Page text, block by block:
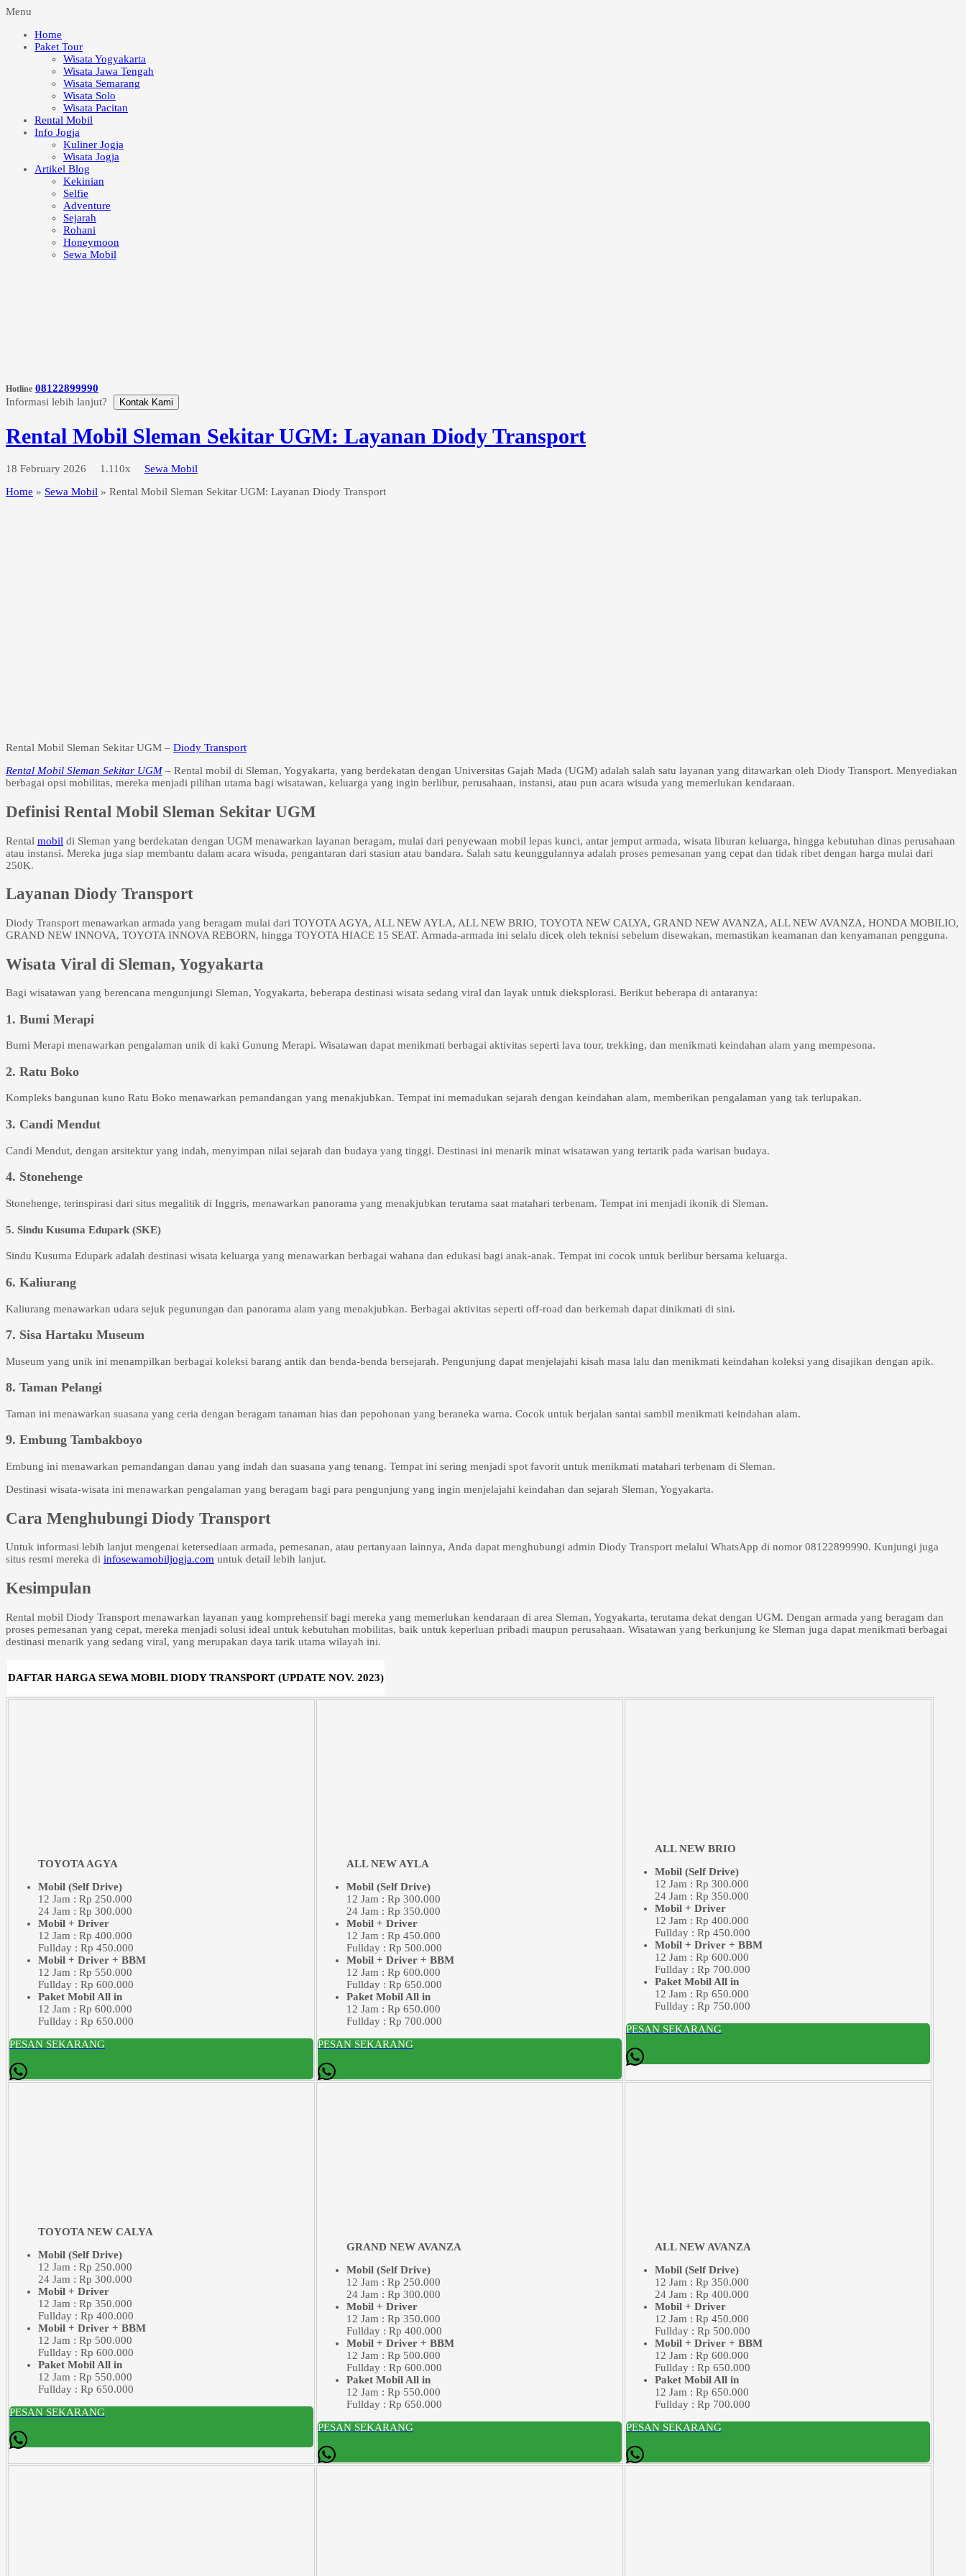
Menu
Home
Paket Tour
Wisata Yogyakarta
Wisata Jawa Tengah
Wisata Semarang
Wisata Solo
Wisata Pacitan
Rental Mobil
Info Jogja
Kuliner Jogja
Wisata Jogja
Artikel Blog
Kekinian
Selfie
Adventure
Sejarah
Rohani
Honeymoon
Sewa Mobil
Hotline 08122899990
Informasi lebih lanjut?
Kontak Kami
Rental Mobil Sleman Sekitar UGM: Layanan Diody Transport
18 February 2026 1.110x
Sewa Mobil
Home » Sewa Mobil » Rental Mobil Sleman Sekitar UGM: Layanan Diody Transport
Rental Mobil Sleman Sekitar UGM – Diody Transport
Rental Mobil Sleman Sekitar UGM – Rental mobil di Sleman, Yogyakarta, yang berdekatan dengan Universitas Gajah Mada (UGM) adalah salah satu layanan yang ditawarkan oleh Diody Transport. Menyediakan
berbagai opsi mobilitas, mereka menjadi pilihan utama bagi wisatawan, keluarga yang ingin berlibur, perusahaan, instansi, atau pun acara wisuda yang memerlukan kendaraan.
Definisi Rental Mobil Sleman Sekitar UGM
Rental mobil di Sleman yang berdekatan dengan UGM menawarkan layanan beragam, mulai dari penyewaan mobil lepas kunci, antar jemput armada, wisata liburan keluarga, hingga kebutuhan dinas perusahaan
atau instansi. Mereka juga siap membantu dalam acara wisuda, pengantaran dari stasiun atau bandara. Salah satu keunggulannya adalah proses pemesanan yang cepat dan tidak ribet dengan harga mulai dari
250K.
Layanan Diody Transport
Diody Transport menawarkan armada yang beragam mulai dari TOYOTA AGYA, ALL NEW AYLA, ALL NEW BRIO, TOYOTA NEW CALYA, GRAND NEW AVANZA, ALL NEW AVANZA, HONDA MOBILIO,
GRAND NEW INNOVA, TOYOTA INNOVA REBORN, hingga TOYOTA HIACE 15 SEAT. Armada-armada ini selalu dicek oleh teknisi sebelum disewakan, memastikan keamanan dan kenyamanan pengguna.
Wisata Viral di Sleman, Yogyakarta
Bagi wisatawan yang berencana mengunjungi Sleman, Yogyakarta, beberapa destinasi wisata sedang viral dan layak untuk dieksplorasi. Berikut beberapa di antaranya:
1. Bumi Merapi
Bumi Merapi menawarkan pengalaman unik di kaki Gunung Merapi. Wisatawan dapat menikmati berbagai aktivitas seperti lava tour, trekking, dan menikmati keindahan alam yang mempesona.
2. Ratu Boko
Kompleks bangunan kuno Ratu Boko menawarkan pemandangan yang menakjubkan. Tempat ini memadukan sejarah dengan keindahan alam, memberikan pengalaman yang tak terlupakan.
3. Candi Mendut
Candi Mendut, dengan arsitektur yang indah, menyimpan nilai sejarah dan budaya yang tinggi. Destinasi ini menarik minat wisatawan yang tertarik pada warisan budaya.
4. Stonehenge
Stonehenge, terinspirasi dari situs megalitik di Inggris, menawarkan panorama yang menakjubkan terutama saat matahari terbenam. Tempat ini menjadi ikonik di Sleman.
5. Sindu Kusuma Edupark (SKE)
Sindu Kusuma Edupark adalah destinasi wisata keluarga yang menawarkan berbagai wahana dan edukasi bagi anak-anak. Tempat ini cocok untuk berlibur bersama keluarga.
6. Kaliurang
Kaliurang menawarkan udara sejuk pegunungan dan panorama alam yang menakjubkan. Berbagai aktivitas seperti off-road dan berkemah dapat dinikmati di sini.
7. Sisa Hartaku Museum
Museum yang unik ini menampilkan berbagai koleksi barang antik dan benda-benda bersejarah. Pengunjung dapat menjelajahi kisah masa lalu dan menikmati keindahan koleksi yang disajikan dengan apik.
8. Taman Pelangi
Taman ini menawarkan suasana yang ceria dengan beragam tanaman hias dan pepohonan yang beraneka warna. Cocok untuk berjalan santai sambil menikmati keindahan alam.
9. Embung Tambakboyo
Embung ini menawarkan pemandangan danau yang indah dan suasana yang tenang. Tempat ini sering menjadi spot favorit untuk menikmati matahari terbenam di Sleman.
Destinasi wisata-wisata ini menawarkan pengalaman yang beragam bagi para pengunjung yang ingin menjelajahi keindahan dan sejarah Sleman, Yogyakarta.
Cara Menghubungi Diody Transport
Untuk informasi lebih lanjut mengenai ketersediaan armada, pemesanan, atau pertanyaan lainnya, Anda dapat menghubungi admin Diody Transport melalui WhatsApp di nomor 08122899990. Kunjungi juga
situs resmi mereka di infosewamobiljogja.com untuk detail lebih lanjut.
Kesimpulan
Rental mobil Diody Transport menawarkan layanan yang komprehensif bagi mereka yang memerlukan kendaraan di area Sleman, Yogyakarta, terutama dekat dengan UGM. Dengan armada yang beragam dan
proses pemesanan yang cepat, mereka menjadi solusi ideal untuk kebutuhan mobilitas, baik untuk keperluan pribadi maupun perusahaan. Wisatawan yang berkunjung ke Sleman juga dapat menikmati berbagai
destinasi menarik yang sedang viral, yang merupakan daya tarik utama wilayah ini.
DAFTAR HARGA SEWA MOBIL DIODY TRANSPORT (UPDATE NOV. 2023)
TOYOTA AGYA
Mobil (Self Drive)
12 Jam : Rp 250.000
24 Jam : Rp 300.000
Mobil + Driver
12 Jam : Rp 400.000
Fullday : Rp 450.000
Mobil + Driver + BBM
12 Jam : Rp 550.000
Fullday : Rp 600.000
Paket Mobil All in
12 Jam : Rp 600.000
Fullday : Rp 650.000
PESAN SEKARANG
ALL NEW AYLA
Mobil (Self Drive)
12 Jam : Rp 300.000
24 Jam : Rp 350.000
Mobil + Driver
12 Jam : Rp 450.000
Fullday : Rp 500.000
Mobil + Driver + BBM
12 Jam : Rp 600.000
Fullday : Rp 650.000
Paket Mobil All in
12 Jam : Rp 650.000
Fullday : Rp 700.000
PESAN SEKARANG
ALL NEW BRIO
Mobil (Self Drive)
12 Jam : Rp 300.000
24 Jam : Rp 350.000
Mobil + Driver
12 Jam : Rp 400.000
Fullday : Rp 450.000
Mobil + Driver + BBM
12 Jam : Rp 600.000
Fullday : Rp 700.000
Paket Mobil All in
12 Jam : Rp 650.000
Fullday : Rp 750.000
PESAN SEKARANG
TOYOTA NEW CALYA
Mobil (Self Drive)
12 Jam : Rp 250.000
24 Jam : Rp 300.000
Mobil + Driver
12 Jam : Rp 350.000
Fullday : Rp 400.000
Mobil + Driver + BBM
12 Jam : Rp 500.000
Fullday : Rp 600.000
Paket Mobil All in
12 Jam : Rp 550.000
Fullday : Rp 650.000
PESAN SEKARANG
GRAND NEW AVANZA
Mobil (Self Drive)
12 Jam : Rp 250.000
24 Jam : Rp 300.000
Mobil + Driver
12 Jam : Rp 350.000
Fullday : Rp 400.000
Mobil + Driver + BBM
12 Jam : Rp 500.000
Fullday : Rp 600.000
Paket Mobil All in
12 Jam : Rp 550.000
Fullday : Rp 650.000
PESAN SEKARANG
ALL NEW AVANZA
Mobil (Self Drive)
12 Jam : Rp 350.000
24 Jam : Rp 400.000
Mobil + Driver
12 Jam : Rp 450.000
Fullday : Rp 500.000
Mobil + Driver + BBM
12 Jam : Rp 600.000
Fullday : Rp 650.000
Paket Mobil All in
12 Jam : Rp 650.000
Fullday : Rp 700.000
PESAN SEKARANG